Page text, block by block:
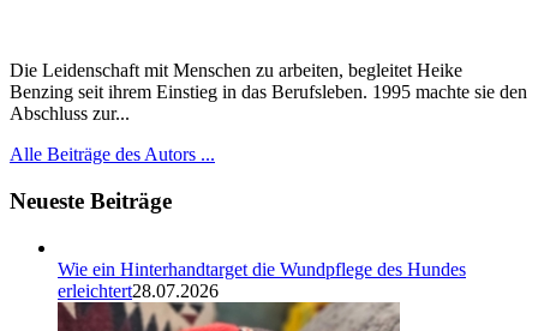
Die Leidenschaft mit Menschen zu arbeiten, begleitet Heike
Benzing seit ihrem Einstieg in das Berufsleben. 1995 machte sie den
Abschluss zur...
Alle Beiträge des Autors ...
Neueste Beiträge
Wie ein Hinterhandtarget die Wundpflege des Hundes
erleichtert28.07.2026